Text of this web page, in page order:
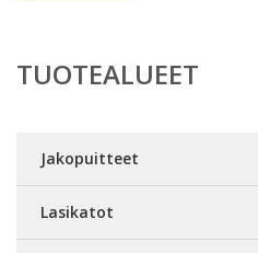
TUOTEALUEET
Jakopuitteet
Lasikatot